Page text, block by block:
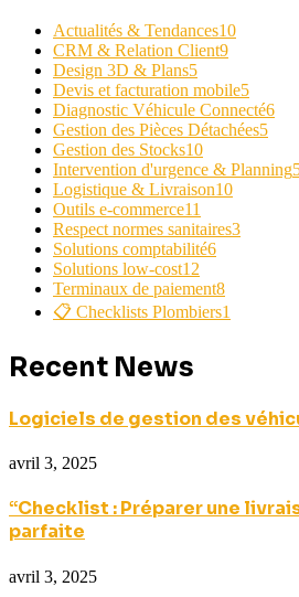
Actualités & Tendances10
CRM & Relation Client9
Design 3D & Plans5
Devis et facturation mobile5
Diagnostic Véhicule Connecté6
Gestion des Pièces Détachées5
Gestion des Stocks10
Intervention d'urgence & Planning
Logistique & Livraison10
Outils e-commerce11
Respect normes sanitaires3
Solutions comptabilité6
Solutions low-cost12
Terminaux de paiement8
📋 Checklists Plombiers1
Recent News
Logiciels de gestion des
avril 3, 2025
“Checklist : Préparer une
parfaite
avril 3, 2025